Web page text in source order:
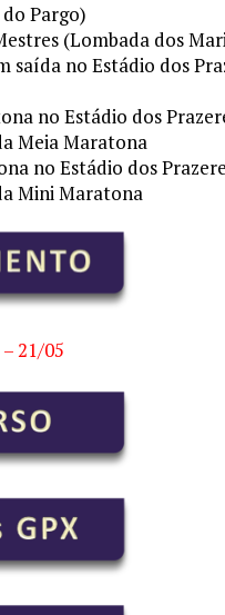
Pargo)
(Lombada dos
saída no Estádio dos
no Estádio dos
Meia Maratona
no Estádio dos
Mini Maratona
21/05